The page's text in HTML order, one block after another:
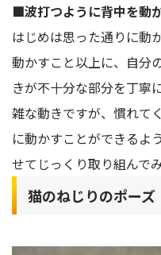
■波打つように背中を動
はじめは思った通りに動
動かすこと以上に、自分
きが不十分な部分を丁寧
雑な動きですが、慣れて
に動かすことができるよ
せてじっくり取り組んで
猫のねじりのポーズ